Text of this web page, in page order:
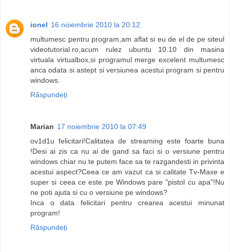
ionel 16 noiembrie 2010 la 20:12
multumesc pentru program,am aflat si eu de el de pe siteul
videotutorial.ro,acum rulez ubuntu 10.10 din masina
virtuala virtualbox,si programul merge excelent multumesc
anca odata si astept si versiunea acestui program si pentru
windows.
Răspundeți
Marian 17 noiembrie 2010 la 07:49
ov1d1u felicitari!Calitatea de streaming este foarte buna
!Desi ai zis ca nu ai de gand sa faci si o versiune pentru
windows chiar nu te putem face sa te razgandesti in privinta
acestui aspect?Ceea ce am vazut ca si calitate Tv-Maxe e
super si ceea ce este pe Windows pare "pistol cu apa"!Nu
ne poti ajuta si cu o versiune pe windows?
Inca o data felicitari pentru crearea acestui minunat
program!
Răspundeți